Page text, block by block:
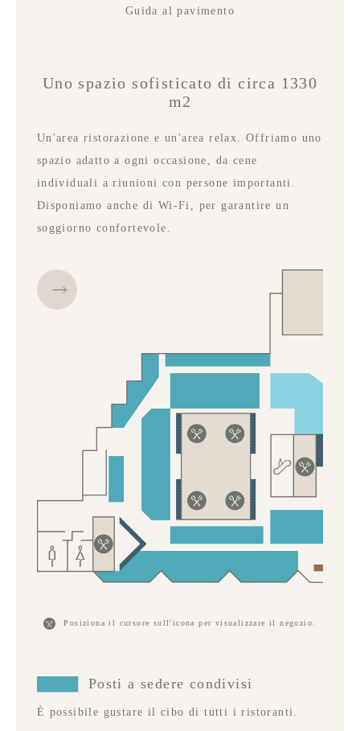
Guida al pavimento
Uno spazio sofisticato di circa 1330
m2
Un'area ristorazione e un'area relax. Offriamo uno
spazio adatto a ogni occasione, da cene
individuali a riunioni con persone importanti.
Disponiamo anche di Wi-Fi, per garantire un
soggiorno confortevole.
Posiziona il cursore sull'icona per visualizzare il negozio.
Posti a sedere condivisi
È possibile gustare il cibo di tutti i ristoranti.